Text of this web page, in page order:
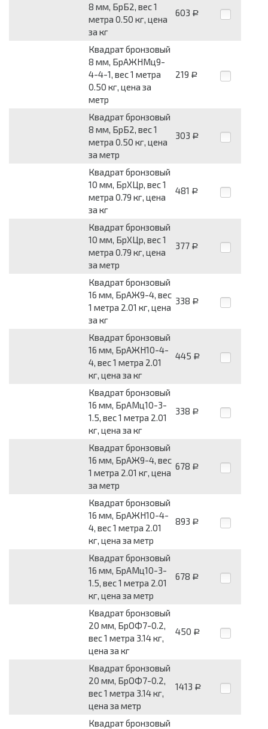
8 мм, БрБ2, вес 1
метра 0.50 кг, цена
за кг
603 Р
Квадрат бронзовый
8 мм, БрАЖНМц9-
4-4-1, вес 1 метра
0.50 кг, цена за
метр
219 Р
Квадрат бронзовый
8 мм, БрБ2, вес 1
метра 0.50 кг, цена
за метр
303 Р
Квадрат бронзовый
10 мм, БрХЦр, вес 1
метра 0.79 кг, цена
за кг
481 Р
Квадрат бронзовый
10 мм, БрХЦр, вес 1
метра 0.79 кг, цена
за метр
377 Р
Квадрат бронзовый
16 мм, БрАЖ9-4, вес
1 метра 2.01 кг, цена
за кг
338 Р
Квадрат бронзовый
16 мм, БрАЖН10-4-
4, вес 1 метра 2.01
кг, цена за кг
445 Р
Квадрат бронзовый
16 мм, БрАМц10-3-
1.5, вес 1 метра 2.01
кг, цена за кг
338 Р
Квадрат бронзовый
16 мм, БрАЖ9-4, вес
1 метра 2.01 кг, цена
за метр
678 Р
Квадрат бронзовый
16 мм, БрАЖН10-4-
4, вес 1 метра 2.01
кг, цена за метр
893 Р
Квадрат бронзовый
16 мм, БрАМц10-3-
1.5, вес 1 метра 2.01
кг, цена за метр
678 Р
Квадрат бронзовый
20 мм, БрОФ7-0.2,
вес 1 метра 3.14 кг,
цена за кг
450 Р
Квадрат бронзовый
20 мм, БрОФ7-0.2,
вес 1 метра 3.14 кг,
цена за метр
1413 Р
Квадрат бронзовый